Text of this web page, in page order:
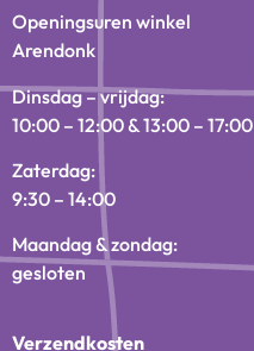
Openingsuren winkel
Arendonk
Dinsdag – vrijdag:
10:00 – 12:00 & 13:00 – 17:00
Zaterdag:
9:30 – 14:00
Maandag & zondag:
gesloten
Verzendkosten